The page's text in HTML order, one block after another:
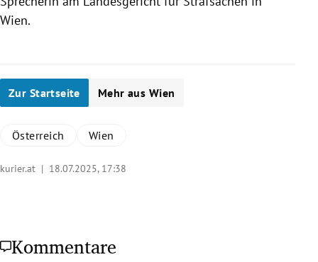
Wien.
Zur Startseite Mehr aus Wien
Österreich Wien
kurier.at | 18.07.2025, 17:38
Kommentare